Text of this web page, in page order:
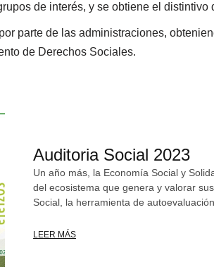
de interés, y se obtiene el distintivo
parte de las administraciones,
de Derechos Sociales.
Auditoria Social 2023
Un año más, la Economía Social y
del ecosistema que genera y valorar
Social, la herramienta de
LEER MÁS